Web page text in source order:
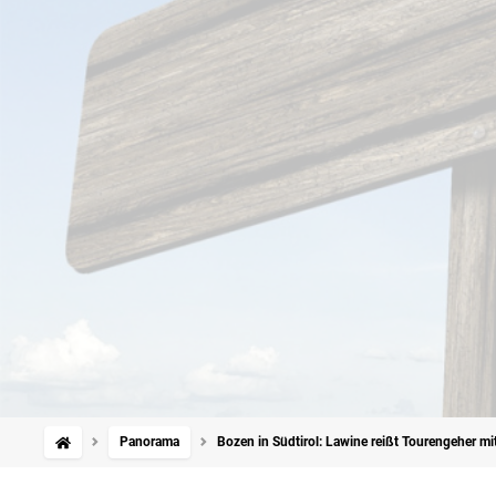
Panorama Bozen in Südtirol: Lawine reißt Tourengeher